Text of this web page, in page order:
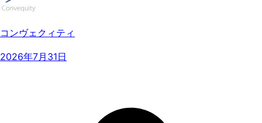
コンヴェクィティ
2026年7月31日